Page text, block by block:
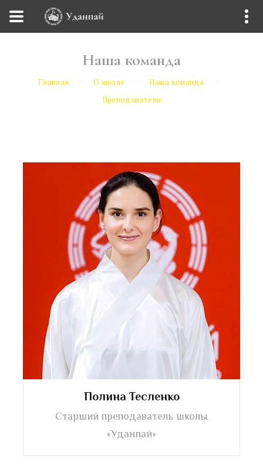
Наша команда
Главная О школе
Наша команда
Преподаватели
Полина Тесленко
Старший преподаватель школы
«Уданпай»